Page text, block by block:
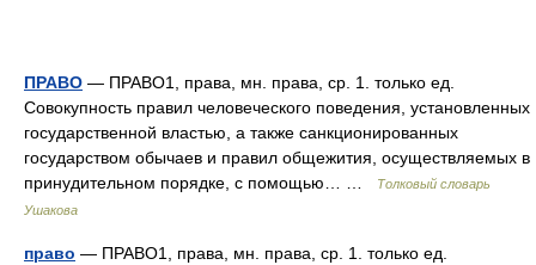
ПРАВО — ПРАВО1, права, мн. права, ср. 1. только ед.
Совокупность правил человеческого поведения, установленных
государственной властью, а также санкционированных
государством обычаев и правил общежития, осуществляемых в
принудительном порядке, с помощью… …
Толковый словарь
Ушакова
право — ПРАВО1, права, мн. права, ср. 1. только ед.